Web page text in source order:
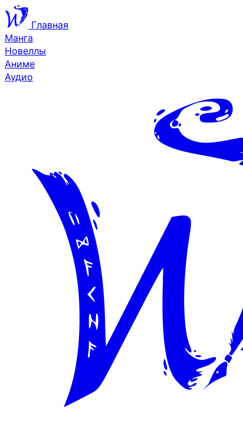
Главная
Манга
Новеллы
Аниме
Аудио